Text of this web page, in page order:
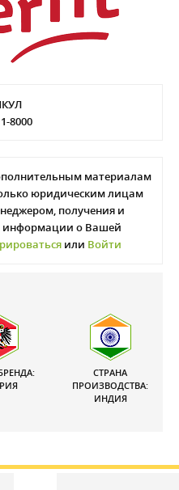
8000
материалам
юридическим лицам
получения и
информации о Вашей
или Войти
СТРАНА
ПРОИЗВОДСТВА:
ИНДИЯ